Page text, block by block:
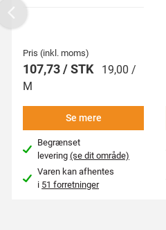
Pris (inkl. moms)
107,73 / STK
19,00 /
M
Se mere
Begrænset
levering(se dit område)
Varen kan afhentes
i 51 forretninger
Previous